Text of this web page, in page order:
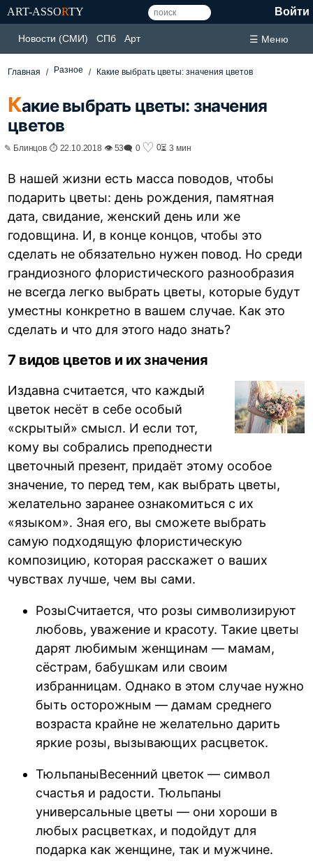
ART-ASSORTY Войти
Новости (СМИ) СПб Арт ☰ Меню
Главная Разное Какие выбрать цветы: значения цветов
Какие выбрать цветы: значения
цветов
✎ Блинцов ⏱ 22.10.2018 👁 53🗨 0 ♡ 0⏳ 3 мин
В нашей жизни есть масса поводов, чтобы
подарить цветы: день рождения, памятная
дата, свидание, женский день или же
годовщина. И, в конце концов, чтобы это
сделать не обязательно нужен повод. Но среди
грандиозного флористического разнообразия
не всегда легко выбрать цветы, которые будут
уместны конкретно в вашем случае. Как это
сделать и что для этого надо знать?
7 видов цветов и их значения
Издавна считается, что каждый
цветок несёт в себе особый
«скрытый» смысл. И если тот,
кому вы собрались преподнести
цветочный презент, придаёт этому особое
значение, то перед тем, как выбрать цветы,
желательно заранее ознакомиться с их
«языком». Зная его, вы сможете выбрать
самую подходящую флористическую
композицию, которая расскажет о ваших
чувствах лучше, чем вы сами.
РозыСчитается, что розы символизируют
любовь, уважение и красоту. Такие цветы
дарят любимым женщинам — мамам,
сёстрам, бабушкам или своим
избранницам. Однако в этом случае нужно
быть осторожным — дамам среднего
возраста крайне не желательно дарить
яркие розы, вызывающих расцветок.
ТюльпаныВесенний цветок — символ
счастья и радости. Тюльпаны
универсальные цветы — они хороши в
любых расцветках, и подойдут для
подарка как женщине, так и мужчине.